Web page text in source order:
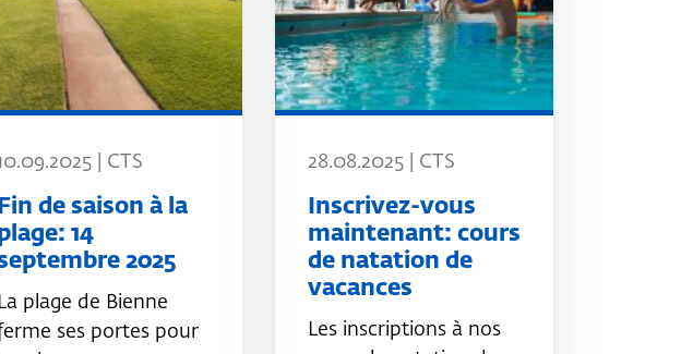
| CTS
Fin de saison à la
14
2025
La plage de Bienne
ses portes pour
28.08.2025 | CTS
Inscrivez-vous
maintenant: cours
de natation de
vacances
Les inscriptions à nos